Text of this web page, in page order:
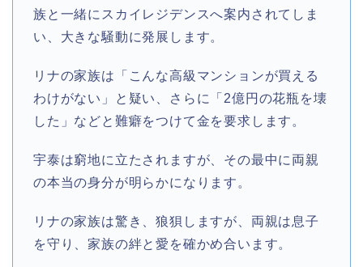
族と一緒にスカイレジデンスへ案内されてしま
い、大きな騒動に発展します。
リナの家族は「こんな高級マンションが買える
わけがない」と疑い、さらに「2億円の花瓶を壊
した」などと難癖をつけて金を要求します。
宇泰は窮地に立たされますが、その最中に両親
の本当の身分が明らかになります。
リナの家族は驚き、狼狽しますが、両親は息子
を守り、家族の絆と愛を確かめ合います。